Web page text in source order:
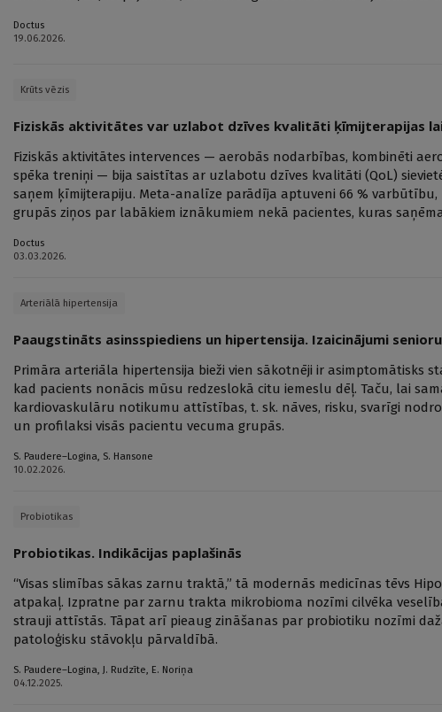
Doctus
19.06.2026.
Krūts vēzis
Fiziskās aktivitātes var uzlabot dzīves kvalitāti ķīmijterapijas
Fiziskās aktivitātes intervences — aerobās nodarbības, kombinēti
spēka treniņi — bija saistītas ar uzlabotu dzīves kvalitāti (QoL)
saņem ķīmijterapiju. Meta-analīze parādīja aptuveni 66 % varbūtību,
grupās ziņos par labākiem iznākumiem nekā pacientes, kuras
Doctus
03.03.2026.
Arteriālā hipertensija
Paaugstināts asinsspiediens un hipertensija. Izaicinājumi
Primāra arteriāla hipertensija bieži vien sākotnēji ir asimptomātisks
kad pacients nonācis mūsu redzeslokā citu iemeslu dēļ. Taču, lai
kardiovaskulāru notikumu attīstības, t. sk. nāves, risku, svarīgi
un profilaksi visās pacientu vecuma grupās.
S. Paudere–Logina, S. Hansone
10.02.2026.
Probiotikas
Probiotikas. Indikācijas paplašinās
“Visas slimības sākas zarnu traktā,” tā modernās medicīnas tēvs
atpakaļ. Izpratne par zarnu trakta mikrobioma nozīmi cilvēka
strauji attīstās. Tāpat arī pieaug zināšanas par probiotiku nozīmi
patoloģisku stāvokļu pārvaldībā.
S. Paudere–Logina, J. Rudzīte, E. Noriņa
04.12.2025.